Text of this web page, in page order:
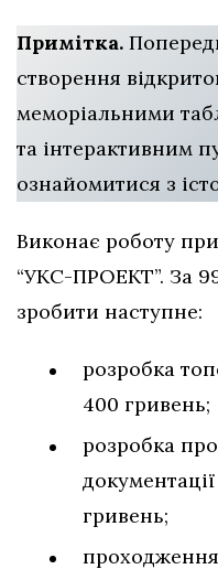
Примітка.
створення
меморіальними
та інтерактивним
ознайомитися з
Виконає роботу
“УКС-ПРОЕКТ”. За
зробити наступне:
розробка
400 гривень;
розробка
гривень;